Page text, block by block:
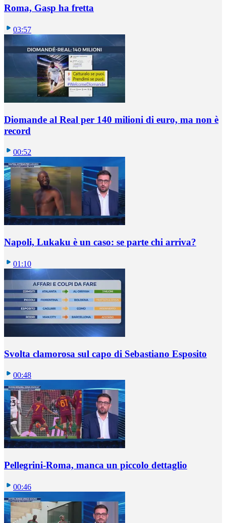
Roma, Gasp ha fretta
03:57
Diomande al Real per 140 milioni di euro, ma non è
record
00:52
Napoli, Lukaku è un caso: se parte chi arriva?
01:10
Svolta clamorosa sul capo di Sebastiano Esposito
00:48
Pellegrini-Roma, manca un piccolo dettaglio
00:46